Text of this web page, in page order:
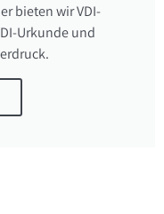
bieten wir VDI-
Urkunde und